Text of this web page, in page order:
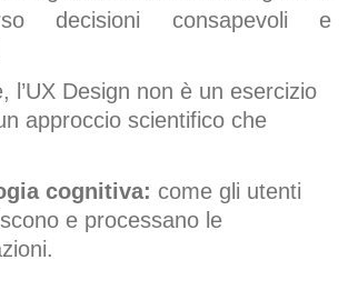
decisioni consapevoli e
l’UX Design non è un esercizio
approccio scientifico che
cognitiva: come gli utenti
e processano le